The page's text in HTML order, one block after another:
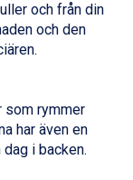
och från din
och den
som rymmer
har även en
i backen.